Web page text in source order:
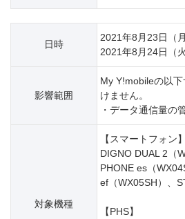
日時
2021年8月23日（
2021年8月24日（
影響範囲
My Y!mobileの以
けません。
・データ通信量の
対象機種
【スマートフォン】
DIGNO DUAL 2（
PHONE es（
ef（WX05SH）、
【PHS】